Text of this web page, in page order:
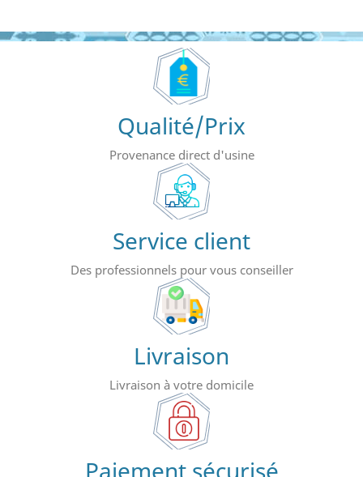
Qualité/Prix
Provenance direct d'usine
Service client
Des professionnels pour vous conseiller
Livraison
Livraison à votre domicile
Paiement sécurisé